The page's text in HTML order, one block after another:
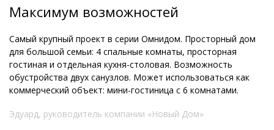
Разработка грунта под устройство
фундамента
Максимум возможностей
Самый крупный проект в серии Омнидом. Просторный дом
для большой семьи: 4 спальные комнаты, просторная
гостиная и отдельная кухня-столовая. Возможность
обустройства двух санузлов. Может использоваться как
коммерческий объект: мини-гостиница с 6 комнатами.
Эдуард, руководитель компании «Новый Дом»